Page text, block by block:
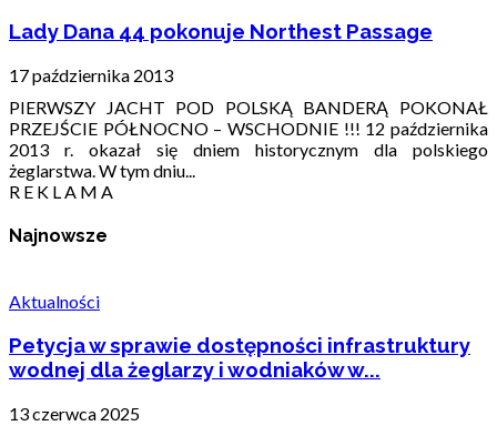
Lady Dana 44 pokonuje Northest Passage
17 października 2013
PIERWSZY JACHT POD POLSKĄ BANDERĄ POKONAŁ
PRZEJŚCIE PÓŁNOCNO – WSCHODNIE !!! 12 października
2013 r. okazał się dniem historycznym dla polskiego
żeglarstwa. W tym dniu...
R E K L A M A
Najnowsze
Aktualności
Petycja w sprawie dostępności infrastruktury
wodnej dla żeglarzy i wodniaków w...
13 czerwca 2025